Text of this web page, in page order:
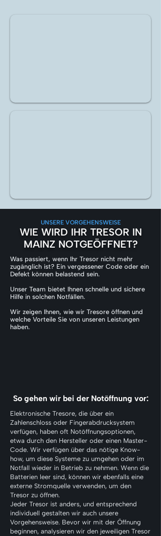
UNSERE VORGEHENSWEISE
WIE WIRD IHR TRESOR IN
MAINZ NOTGEÖFFNET?
Was passiert, wenn Ihr Tresor nicht mehr
zugänglich ist? Ein vergessener Code oder ein
Defekt können belastend sein.
Unser Team bietet Ihnen schnelle und sichere
Hilfe in solchen Notfällen.
Wir zeigen Ihnen, wie wir Tresore öffnen und
welche Vorteile Sie von unseren Leistungen
haben.
So gehen wir bei der Notöffnung vor:
Elektronische Tresore, die über ein
Zahlenschloss oder Fingerabdrucksystem
verfügen, haben oft Notöffnungsoptionen,
etwa durch den Hersteller oder einen Master-
Code. Wir verfügen über das nötige Know-
how, um diese Systeme zu umgehen oder im
Notfall wieder in Betrieb zu nehmen. Wenn die
Batterien leer sind, können wir ebenfalls eine
externe Stromquelle verwenden, um den
Tresor zu öffnen.
Jeder Tresor ist anders, und entsprechend
individuell gestalten wir auch unsere
Vorgehensweise. Bevor wir mit der Öffnung
beginnen, analysieren wir den jeweiligen Tresor